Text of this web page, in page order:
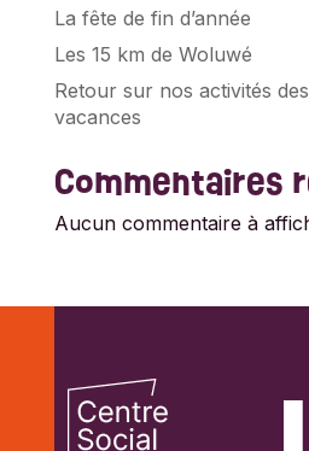
La fête de fin d’année
Les 15 km de Woluwé
Retour sur nos activités
vacances
Commentaires
Aucun commentaire à